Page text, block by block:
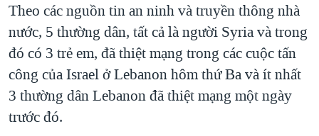
Theo các nguồn tin an ninh và truyền thông nhà
nước, 5 thường dân, tất cả là người Syria và trong
đó có 3 trẻ em, đã thiệt mạng trong các cuộc tấn
công của Israel ở Lebanon hôm thứ Ba và ít nhất
3 thường dân Lebanon đã thiệt mạng một ngày
trước đó.